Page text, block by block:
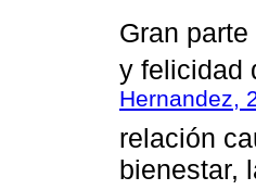
Gran
y felicidad
Hernandez,
relación
bienestar,